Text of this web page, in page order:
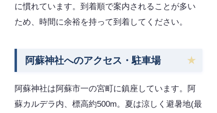
に慣れています。到着順で案内されることが多い
ため、時間に余裕を持って到着してください。
阿蘇神社へのアクセス・駐車場
阿蘇神社は阿蘇市一の宮町に鎮座しています。阿
蘇カルデラ内、標高約500m。夏は涼しく避暑地(最